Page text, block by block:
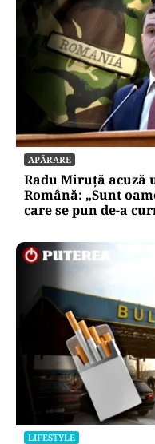
APĂRARE
Radu Miruță acuză
Română: „Sunt
care se pun de-a
LIFESTYLE